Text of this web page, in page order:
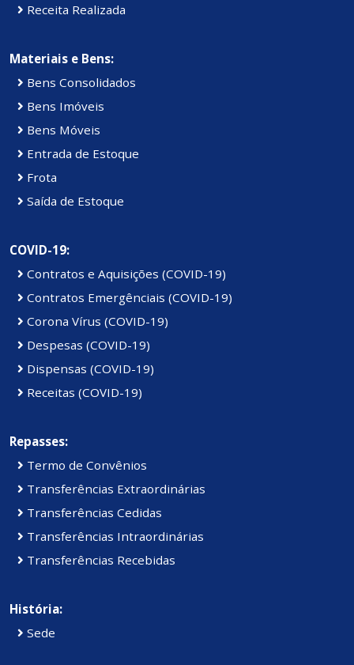
Receita Realizada
Materiais e Bens:
Bens Consolidados
Bens Imóveis
Bens Móveis
Entrada de Estoque
Frota
Saída de Estoque
COVID-19:
Contratos e Aquisições (COVID-19)
Contratos Emergênciais (COVID-19)
Corona Vírus (COVID-19)
Despesas (COVID-19)
Dispensas (COVID-19)
Receitas (COVID-19)
Repasses:
Termo de Convênios
Transferências Extraordinárias
Transferências Cedidas
Transferências Intraordinárias
Transferências Recebidas
História:
Sede